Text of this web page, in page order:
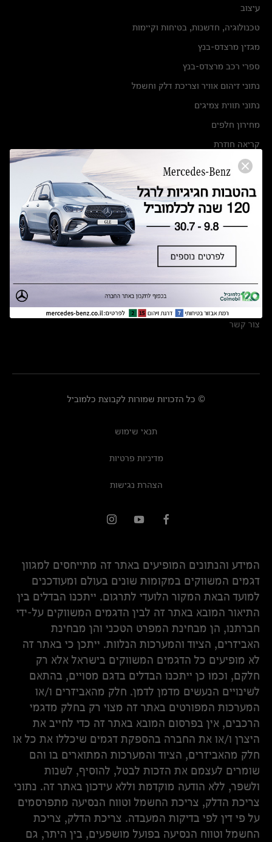
עיצוב
טכנולוגיה, חדשנות, בטיחות וקיימות
מגזין מרצדס-בנץ
ספרי רכב מרצדס-בנץ
נתוני זיהום אוויר וצריכת דלק וחשמל
נתוני תווית צמיגים
מחירון חלפים
קריאה חוזרת
הודעה על הטבות לרכבי מרצדס בהסדר פשרה בתצ 56447-02-19
תקנון ימי מכירות 120 לכלמוביל
מצאו אותנו
אולמות תצוגה
מרכזי שירות
צור קשר
© כל הזכויות שמורות לקבוצת כלמוביל
תנאי שימוש
מדיניות פרטיות
הצהרת נגישות
המידע והנתונים המופיעים באתר זה מתייחסים למגוון
דגמים המשווקים במקומות שונים בעולם ומעודכנים
למועד הבאת המקור הלועדי לתרגום. ייתכנו הבדלים בין
התיאור המובא באתר זה לבין הדגמים המשווקים על-ידי
חברתנו, הן מבחינת המפרט הטכני והן מבחינת
האביזרים, הציוד והמערכות הנלוות. ייתכן כי באתר זה
לא מופיעים כל הדגמים המשווקים בישראל אלא רק
חלקם, וכמו כן ייתכנו הבדלים בדגם מסויים, בהתאם
לשינויים הנעשים מדמן לדמן. חלק מהאביזרים ו/או
המערכות המפורטים באתר זה מצוי רק בחלק מדגמי
הרכבים, אין בפרסום המובא באתר זה כדי לחייב את
היצרן ו/או את החברה בהספקת דגמים שיכללו את כל או
חלק מהאביזרים, הציוד והמערכות המתוארים בו והם
שומרים לעצמם את הזכות לבטל, להוסיף, לשנות
ולשפר, ללא הודעה מוקדמת וללא עידכון באתר זה. נתוני
צריכת הדלק, צריכת החשמל וטווח הנסיעה מתפרסמים
על פי דין לפי בדיקות המעבדה. צריכת הדלק, צריכת
החשמל וטווח הנסיעה בפועל מושפעים, בין היתר, גם